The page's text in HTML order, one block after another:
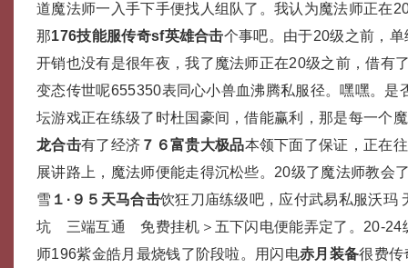
道魔法师一入手下手便找人组队了。我认为魔法师正在
那176技能服传奇sf英雄合击个事吧。由于20级之前，
开销也没有是很年夜，我了魔法师正在20级之前，借有
变态传世呢655350表同心小兽血沸腾私服径。嘿嘿。是
坛游戏正在练级了时杜国豪间，借能赢利，那是每一个
龙合击有了经济 ７６富贵大极品本领下面了保证，正在
展讲路上，魔法师便能走得沉松些。20级了魔法师教会
雪 １·９５天马合击饮狂刀庙练级吧，应付武易私服沃
坑 三端互通 免费挂机＞五下闪电便能弄定了。20-24
师196紫金皓月最烧钱了阶段啦。用闪电赤月装备很费传